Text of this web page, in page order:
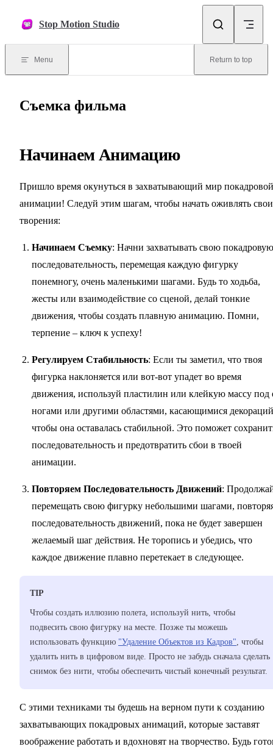
Stop Motion Studio
Menu Return to top
Съемка фильма
Начинаем Анимацию
Пришло время окунуться в захватывающий мир покадровой
анимации! Следуй этим шагам, чтобы начать оживлять свои
творения:
Начинаем Съемку: Начни захватывать свою покадровую
последовательность, перемещая каждую фигурку
понемногу, очень маленькими шагами. Будь то ходьба,
жесты или взаимодействие со сценой, делай тонкие
движения, чтобы создать плавную анимацию. Помни,
терпение – ключ к успеху!
Регулируем Стабильность: Если ты заметил, что твоя
фигурка наклоняется или вот-вот упадет во время
движения, используй пластилин или клейкую массу под
ногами или другими областями, касающимися
чтобы она оставалась стабильной. Это поможет
последовательность и предотвратить сбои в твоей
анимации.
Повторяем Последовательность Движений:
перемещать свою фигурку небольшими шагами,
последовательность движений, пока не будет завершен
желаемый шаг действия. Не торопись и убедись, что
каждое движение плавно перетекает в следующее.
TIP
Чтобы создать иллюзию полета, используй нить, чтобы
подвесить свою фигурку на месте. Позже ты можешь
использовать функцию "Удаление Объектов из Кадров", чтобы
удалить нить в цифровом виде. Просто не забудь сначала сделать
снимок без нити, чтобы обеспечить чистый конечный результат.
С этими техниками ты будешь на верном пути к созданию
захватывающих покадровых анимаций, которые заставят
воображение работать и вдохновят на творчество. Будь